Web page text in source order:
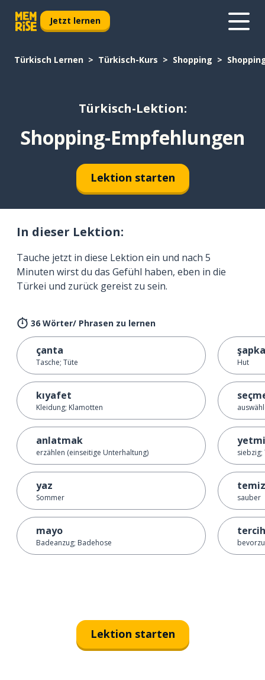
Jetzt lernen
Türkisch Lernen Türkisch-Kurs Shopping
Türkisch-Lektion:
Shopping-Empfehlungen
Lektion starten
In dieser Lektion:
Tauche jetzt in diese Lektion ein und nach 5
Minuten wirst du das Gefühl haben, eben in die
Türkei und zurück gereist zu sein.
36 Wörter/ Phrasen zu lernen
çanta
Tasche; Tüte
kıyafet
Kleidung; Klamotten
anlatmak
erzählen (einseitige Unterhaltung)
yaz
Sommer
mayo
Badeanzug; Badehose
şapka
Hut
siebzig;
temiz
sauber
Lektion starten